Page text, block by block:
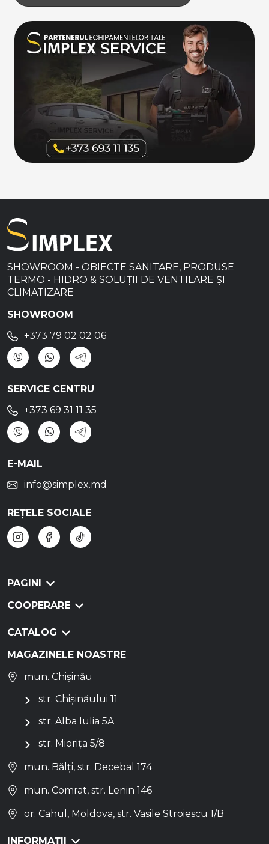
SHOWROOM - OBIECTE SANITARE, PRODUSE
TERMO - HIDRO & SOLUȚII DE VENTILARE ȘI
CLIMATIZARE
SHOWROOM
+373 79 02 02 06
SERVICE CENTRU
+373 69 31 11 35
E-MAIL
info@simplex.md
REȚELE SOCIALE
PAGINI
COOPERARE
CATALOG
MAGAZINELE NOASTRE
mun. Chișinău
str. Chișinăului 11
str. Alba Iulia 5A
str. Miorița 5/8
mun. Bălți, str. Decebal 174
mun. Comrat, str. Lenin 146
or. Cahul, Moldova, str. Vasile Stroiescu 1/B
INFORMAȚII